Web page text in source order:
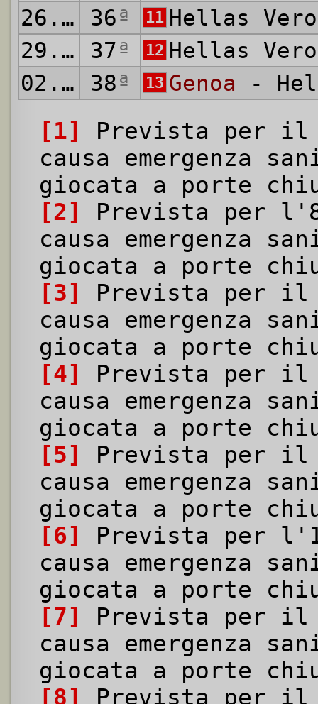
26.07.2020 36ª 11 Hellas
29.07.2020
37ª 12 Hellas
02.08.2020
38ª 13 Genoa -
[1]
Prevista per
causa emergenza
giocata a porte
[2]
Prevista per
causa emergenza
giocata a porte
[3]
Prevista per
causa emergenza
giocata a porte
[4]
Prevista per
causa emergenza
giocata a porte
[5]
Prevista per
causa emergenza
giocata a porte
[6]
Prevista per
causa emergenza
giocata a porte
[7]
Prevista per
causa emergenza
giocata a porte
[8]
Prevista per